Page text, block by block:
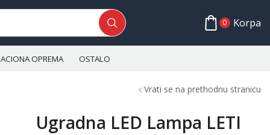
0 Korpa
OPREMA OSTALO
Vrati se na prethodnu stranicu
Ugradna LED Lampa LETI